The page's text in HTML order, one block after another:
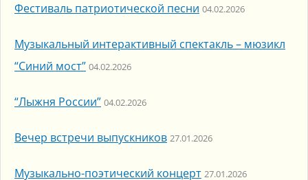
Фестиваль патриотической песни 04.02.2026
Музыкальный интерактивный спектакль – мюзикл
“Синий мост” 04.02.2026
“Лыжня России” 04.02.2026
Вечер встречи выпускников 27.01.2026
Музыкально-поэтический концерт 27.01.2026